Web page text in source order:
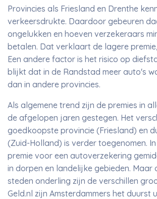
Provincies als Friesland en Drenthe
verkeersdrukte. Daardoor gebeuren
ongelukken en hoeven verzekeraars
betalen. Dat verklaart de lagere
Een andere factor is het risico op
blijkt dat in de Randstad meer auto's
dan in andere provincies.
Als algemene trend zijn de premies in
de afgelopen jaren gestegen. Het
goedkoopste provincie (Friesland) en
(Zuid-Holland) is verder toegenomen.
premie voor een autoverzekering
in dorpen en landelijke gebieden. Maar
steden onderling zijn de verschillen
Geld.nl zijn Amsterdammers het duurst